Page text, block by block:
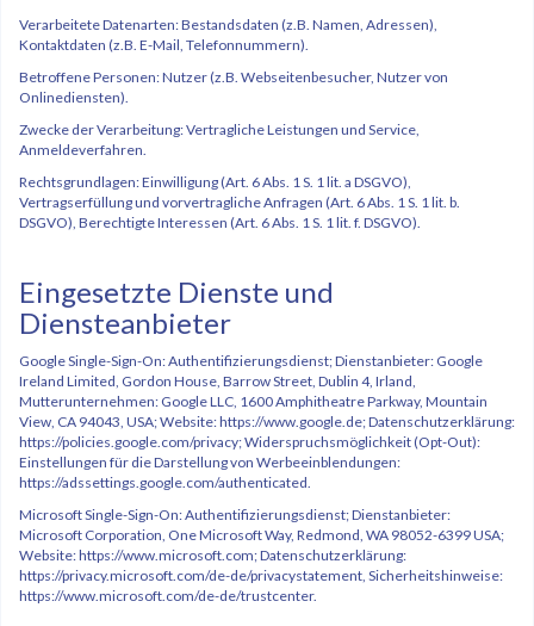
Verarbeitete Datenarten: Bestandsdaten (z.B. Namen, Adressen),
Kontaktdaten (z.B. E-Mail, Telefonnummern).
Betroffene Personen: Nutzer (z.B. Webseitenbesucher, Nutzer von
Onlinediensten).
Zwecke der Verarbeitung: Vertragliche Leistungen und Service,
Anmeldeverfahren.
Rechtsgrundlagen: Einwilligung (Art. 6 Abs. 1 S. 1 lit. a DSGVO),
Vertragserfüllung und vorvertragliche Anfragen (Art. 6 Abs. 1 S. 1 lit. b.
DSGVO), Berechtigte Interessen (Art. 6 Abs. 1 S. 1 lit. f. DSGVO).
Eingesetzte Dienste und
Diensteanbieter
Google Single-Sign-On: Authentifizierungsdienst; Dienstanbieter: Google
Ireland Limited, Gordon House, Barrow Street, Dublin 4, Irland,
Mutterunternehmen: Google LLC, 1600 Amphitheatre Parkway, Mountain
View, CA 94043, USA; Website: https://www.google.de; Datenschutzerklärung:
https://policies.google.com/privacy; Widerspruchsmöglichkeit (Opt-Out):
Einstellungen für die Darstellung von Werbeeinblendungen:
https://adssettings.google.com/authenticated.
Microsoft Single-Sign-On: Authentifizierungsdienst; Dienstanbieter:
Microsoft Corporation, One Microsoft Way, Redmond, WA 98052-6399 USA;
Website: https://www.microsoft.com; Datenschutzerklärung:
https://privacy.microsoft.com/de-de/privacystatement, Sicherheitshinweise:
https://www.microsoft.com/de-de/trustcenter.